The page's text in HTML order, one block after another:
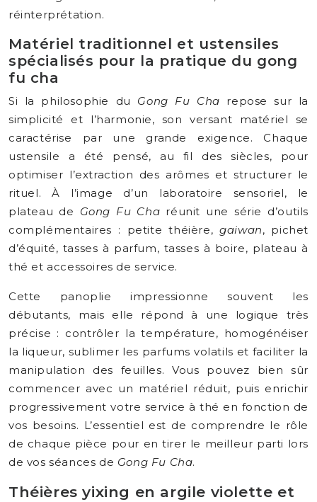
réinterprétation.
Matériel traditionnel et ustensiles
spécialisés pour la pratique du gong
fu cha
Si la philosophie du Gong Fu Cha repose sur la
simplicité et l’harmonie, son versant matériel se
caractérise par une grande exigence. Chaque
ustensile a été pensé, au fil des siècles, pour
optimiser l’extraction des arômes et structurer le
rituel. À l’image d’un laboratoire sensoriel, le
plateau de Gong Fu Cha réunit une série d’outils
complémentaires : petite théière,gaiwan, pichet
d’équité, tasses à parfum, tasses à boire, plateau à
thé et accessoires de service.
Cette panoplie impressionne souvent les
débutants, mais elle répond à une logique très
précise : contrôler la température, homogénéiser
la liqueur, sublimer les parfums volatils et faciliter la
manipulation des feuilles. Vous pouvez bien sûr
commencer avec un matériel réduit, puis enrichir
progressivement votre service à thé en fonction de
vos besoins. L’essentiel est de comprendre le rôle
de chaque pièce pour en tirer le meilleur parti lors
de vos séances de Gong Fu Cha.
Théières yixing en argile violette et